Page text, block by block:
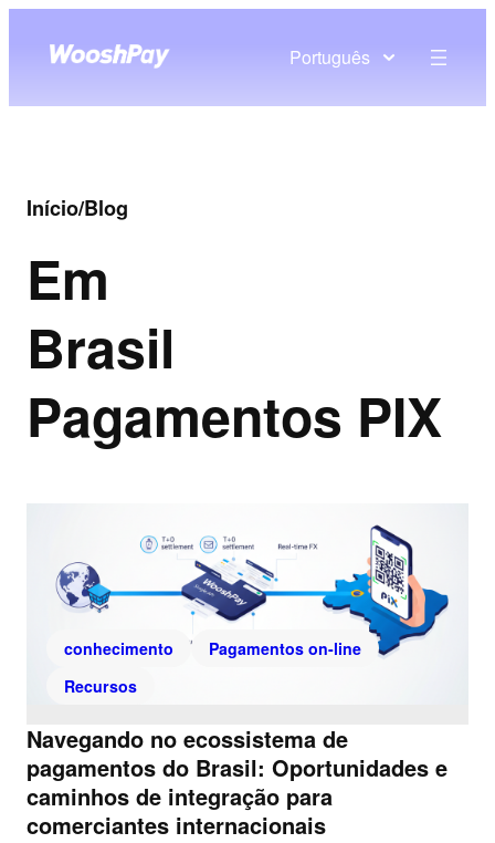
Português
Início/Blog
Em
Brasil
Pagamentos PIX
conhecimento
Pagamentos on-line
Recursos
Navegando no ecossistema de
pagamentos do Brasil: Oportunidades e
caminhos de integração para
comerciantes internacionais